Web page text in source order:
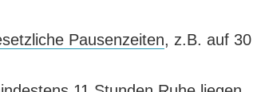
Pausenzeiten, z.B. auf 30